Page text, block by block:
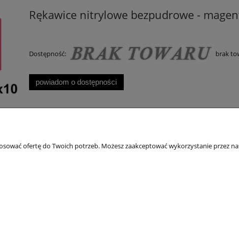
Rękawice nitrylowe bezpudrowe -
Dostępność: brak
powiadom o dostępności
ofertę do Twoich potrzeb. Możesz zaakceptować wykorzystanie przez